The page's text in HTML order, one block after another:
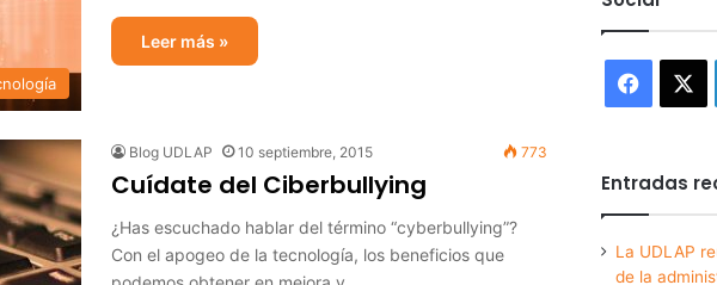
Leer más »
Blog UDLAP 10 septiembre, 2015 773
Cuídate del Ciberbullying
¿Has escuchado hablar del término “cyberbullying”?
Con el apogeo de la tecnología, los beneficios que
Entradas
La UDLAP
de la